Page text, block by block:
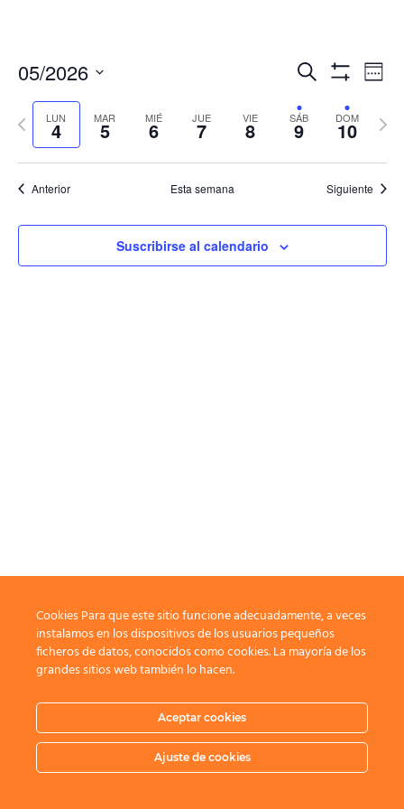
búsqueda
y
vistas
Buscar
de
de
05/2026
fecha.LUN
4 MAR
5 MIÉ
6 JUE
7 VIE
8 SÁB
9 DOM
10
Semana
anterior
Anterior Esta semana Siguiente
Suscribirse al calendario
Cookies Para que este sitio funcione adecuadamente, a veces
instalamos en los dispositivos de los usuarios pequeños
ficheros de datos, conocidos como cookies. La mayoría de los
grandes sitios web también lo hacen.
Aceptar cookies
Ajuste de cookies